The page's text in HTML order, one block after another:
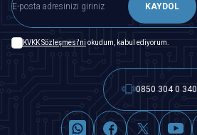
KAYDOL
KVKK Sözleşmesi'ni okudum, kabul ediyorum.
0850 304 0 340